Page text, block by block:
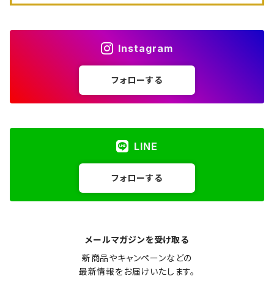
Instagram
フォローする
LINE
フォローする
メールマガジンを受け取る
新商品やキャンペーンなどの
最新情報をお届けいたします。